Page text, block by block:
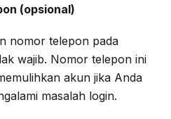
(opsional)
nomor telepon pada
wajib. Nomor telepon ini
akun jika Anda
masalah login.